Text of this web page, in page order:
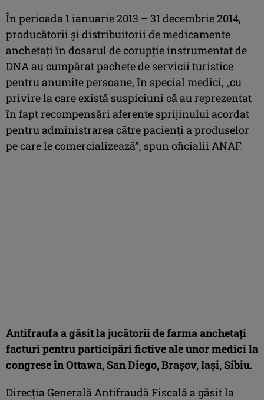
În perioada 1 ianuarie 2013 – 31 decembrie 2014,
producătorii şi distribuitorii de medicamente
anchetaţi în dosarul de corupţie instrumentat de
DNA au cumpărat pachete de servicii turistice
pentru anumite persoane, în special medici, „cu
privire la care există suspiciuni că au reprezentat
în fapt recompensări aferente sprijinului acordat
pentru administrarea către pacienţi a produselor
pe care le comercializează”, spun oficialii ANAF.
Antifraufa a găsit la jucătorii de farma anchetaţi
facturi pentru participări fictive ale unor medici la
congrese în Ottawa, San Diego, Braşov, Iaşi, Sibiu.
Direcţia Generală Antifraudă Fiscală a găsit la